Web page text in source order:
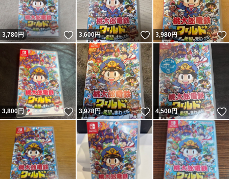
3,780円 いいね！
3,600円 いいね！
3,980円
3,800円 いいね！
3,978円 いいね！
4,500円